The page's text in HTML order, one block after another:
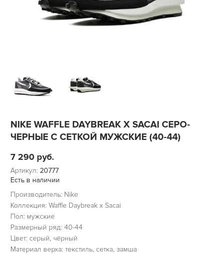
NIKE WAFFLE DAYBREAK X SACAI СЕРО-
ЧЕРНЫЕ С СЕТКОЙ МУЖСКИЕ (40-44)
7 290 руб.
Артикул: 20777
Есть в наличии
Производитель: Nike
Коллекция: Waffle Daybreak x Sacai
Пол: мужские
Размерный ряд: 40-44
Цвет: серый, чёрный
Материал верха: текстиль, сетка, замша